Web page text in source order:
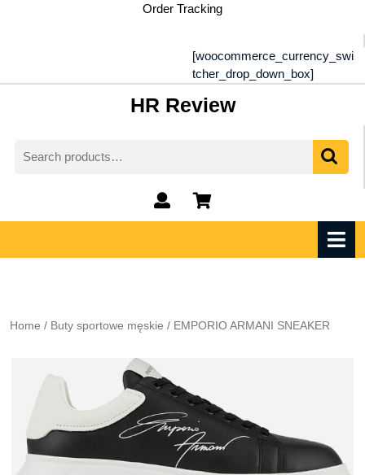
Order Tracking
[woocommerce_currency_swi
tcher_drop_down_box]
HR Review
for:
My
Account
shopping
cart
Home / Buty sportowe męskie / EMPORIO ARMANI SNEAKER